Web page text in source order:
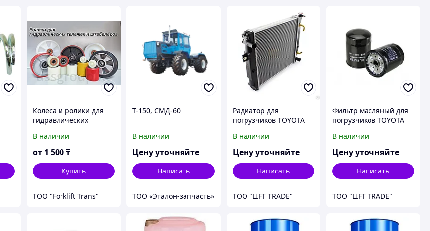
Колеса и ролики для
гидравлических
В наличии
от 1 500₸
Купить
ТОО "Forklift Trans"
Т-150, СМД-60
В наличии
Цену уточняйте
Написать
ТОО «Эталон-запчасть»
Радиатор для
погрузчиков TOYOTA
серия) 1,0-1,8т
В наличии
Цену уточняйте
Написать
ТОО "LIFT TRADE"
Фильтр масляный для
погрузчиков TOYOTA
3,5т
В наличии
Цену уточняйте
Написать
ТОО "LIFT TRADE"